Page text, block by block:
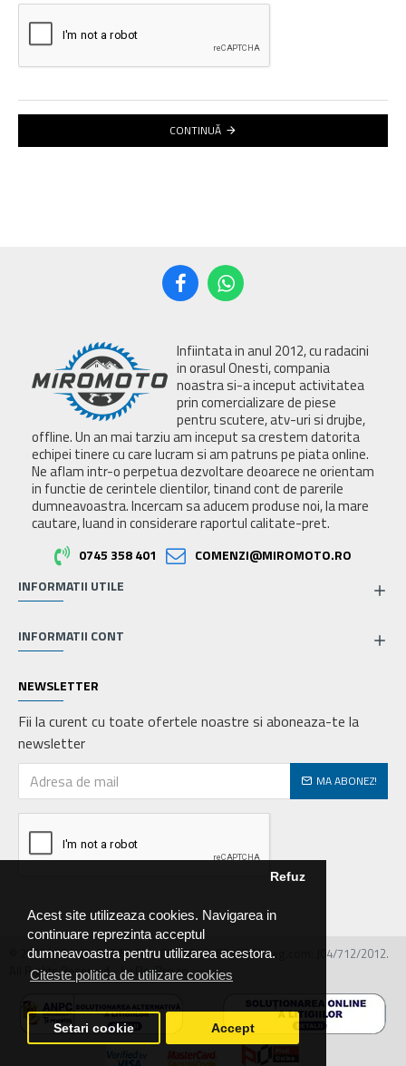
Acest site utilizeaza cookies. Navigarea in
continuare reprezinta acceptul
dumneavoastra pentru utilizarea acestora.
Citeste politica de utilizare cookies
Refuz
Setari cookie Accept
CONTINUĂ
Infiintata in anul 2012, cu radacini
in orasul Onesti, compania
noastra si-a inceput activitatea
prin comercializare de piese
pentru scutere, atv-uri si drujbe,
offline. Un an mai tarziu am inceput sa crestem datorita
echipei tinere cu care lucram si am patruns pe piata online.
Ne aflam intr-o perpetua dezvoltare deoarece ne orientam
in functie de cerintele clientilor, tinand cont de parerile
dumneavoastra. Incercam sa aducem produse noi, la mare
cautare, luand in considerare raportul calitate-pret.
0745 358 401
COMENZI@MIROMOTO.RO
INFORMATII UTILE
INFORMATII CONT
NEWSLETTER
Fii la curent cu toate ofertele noastre si aboneaza-te la
newsletter
MA ABONEZ!
© 2026 MIRALEX PARTS SRL, CIF: RO30468586, Nr.reg.com: J04/712/2012.
All Rights Reserved - by DevPro.ro